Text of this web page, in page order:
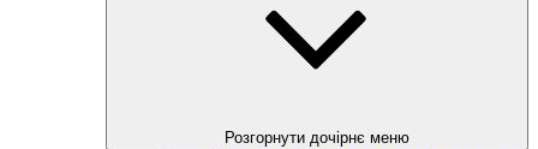
Розгорнути дочірнє меню